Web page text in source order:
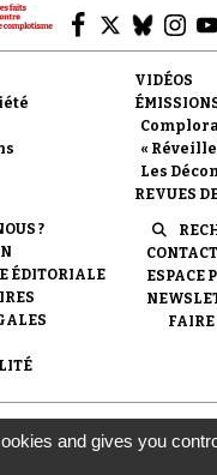
Faire un don
Demander à Vera
VIDÉOS
«
Les
REVUES
?
ÉDITORIALE
ESPACE
FAIRE
Conspiracy Watch | Une
(association
Fondation pour la Mémoire de
and gives you